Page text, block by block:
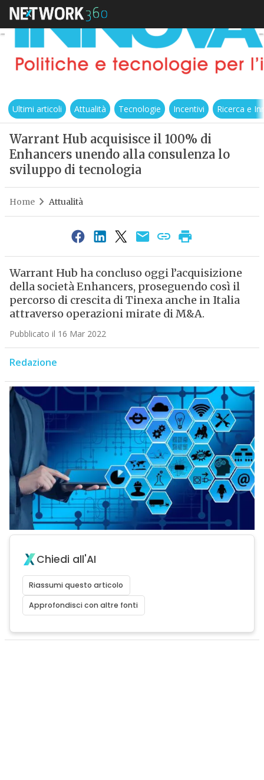
Ultimi articoli Attualità Tecnologie Incentivi Ricerca e
Warrant Hub acquisisce il 100% di
Enhancers unendo alla consulenza lo
sviluppo di tecnologia
Home Attualità
Warrant Hub ha concluso oggi l’acquisizione
della società Enhancers, proseguendo così il
percorso di crescita di Tinexa anche in Italia
attraverso operazioni mirate di M&A.
Pubblicato il 16 Mar 2022
Redazione
Chiedi all'AI
Riassumi questo articolo
Approfondisci con altre fonti